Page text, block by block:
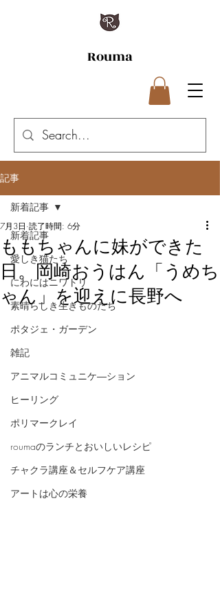
Rouma
記事
新着記事
愛しき猫たち
にわにはニワトリ
素晴らしき生きものたち
ポタジェ・ガーデン
雑記
アニマルコミュニケ―ション
ヒーリング
ポリマークレイ
roumaのランチとおいしいレシピ
チャクラ講座＆セルフケア講座
アートは心の栄養
新着記事
ももちゃんに妹ができた
日。岡崎おうはん「うめち
ゃん」を迎えに長野へ
7月3日 読了時間: 6分